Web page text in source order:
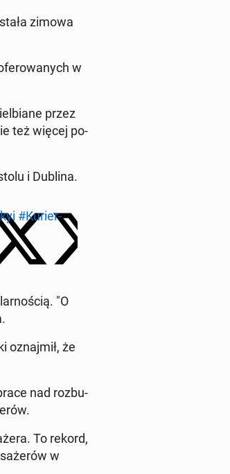
zimowa
w
przez
też więcej po­
i Dublina.
#Ku­rier­
"O
oznaj­mił, że
nad roz­bu­
To rekord,
w